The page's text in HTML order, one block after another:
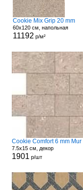
Cookie Mix Grip 20 mm
60x120 см, напольная
11192 р/м²
Cookie Comfort 6 mm Mur
7.5x15 см, декор
1901 р/шт